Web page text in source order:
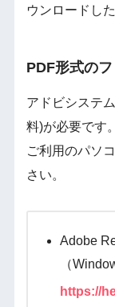
ウンロードし
PDF形式の
アドビシステ
料)が必要です。
ご利用のパソ
さい。
Adobe
（
https://